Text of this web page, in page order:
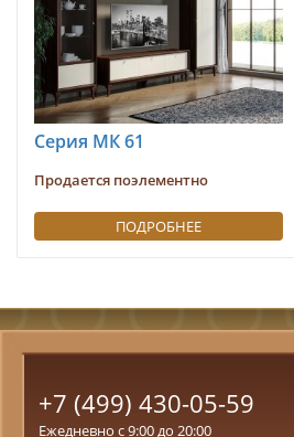
Серия МК 61
Продается поэлементно
ПОДРОБНЕЕ
+7 (499) 430-05-59
Ежедневно с 9:00 до 20:00